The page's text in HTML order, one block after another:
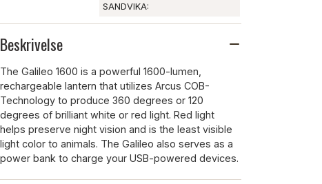
SANDVIKA:
Beskrivelse
The Galileo 1600 is a powerful 1600-lumen,
rechargeable lantern that utilizes Arcus COB-
Technology to produce 360 degrees or 120
degrees of brilliant white or red light. Red light
helps preserve night vision and is the least visible
light color to animals. The Galileo also serves as a
power bank to charge your USB-powered devices.